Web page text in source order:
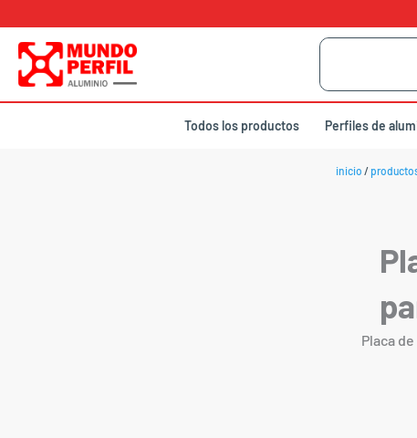
contenido
Buscar
Todos los productos Perfiles de
inicio /
Placa